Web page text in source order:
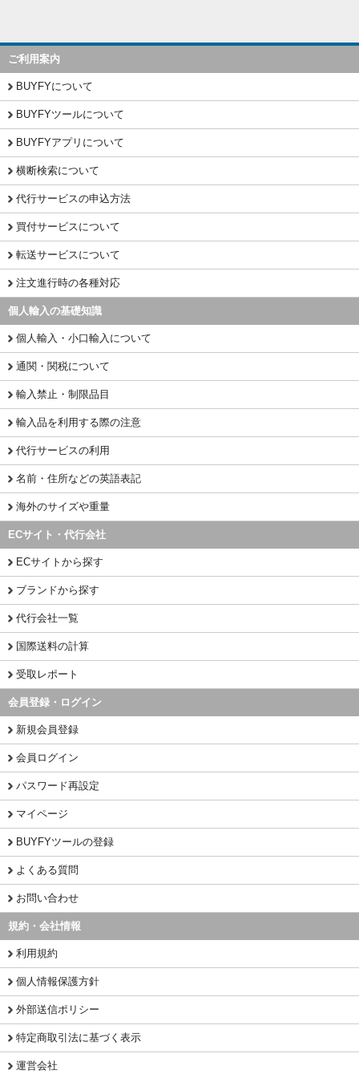
ご利用案内
BUYFYについて
BUYFYツールについて
BUYFYアプリについて
横断検索について
代行サービスの申込方法
買付サービスについて
転送サービスについて
注文進行時の各種対応
個人輸入の基礎知識
個人輸入・小口輸入について
通関・関税について
輸入禁止・制限品目
輸入品を利用する際の注意
代行サービスの利用
名前・住所などの英語表記
海外のサイズや重量
ECサイト・代行会社
ECサイトから探す
ブランドから探す
代行会社一覧
国際送料の計算
受取レポート
会員登録・ログイン
新規会員登録
会員ログイン
パスワード再設定
マイページ
BUYFYツールの登録
よくある質問
お問い合わせ
規約・会社情報
利用規約
個人情報保護方針
外部送信ポリシー
特定商取引法に基づく表示
運営会社